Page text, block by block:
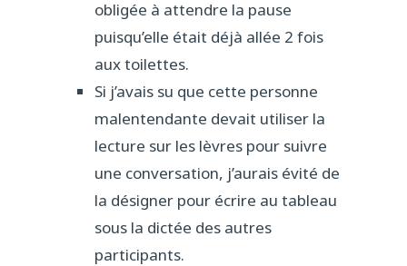
obligée à attendre la pause
puisqu’elle était déjà allée 2 fois
aux toilettes.
Si j’avais su que cette personne
malentendante devait utiliser la
lecture sur les lèvres pour suivre
une conversation, j’aurais évité de
la désigner pour écrire au tableau
sous la dictée des autres
participants.